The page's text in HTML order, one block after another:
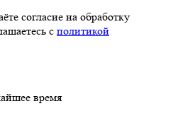
согласие на обработку
с политикой
время